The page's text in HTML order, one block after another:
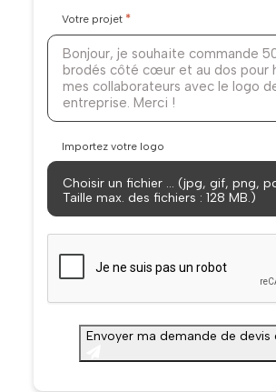
Votre projet *
Importez votre logo
Choisir un fichier … (jpg, gif, png,
Taille max. des fichiers : 128 MB.)
Envoyer ma demande de devis